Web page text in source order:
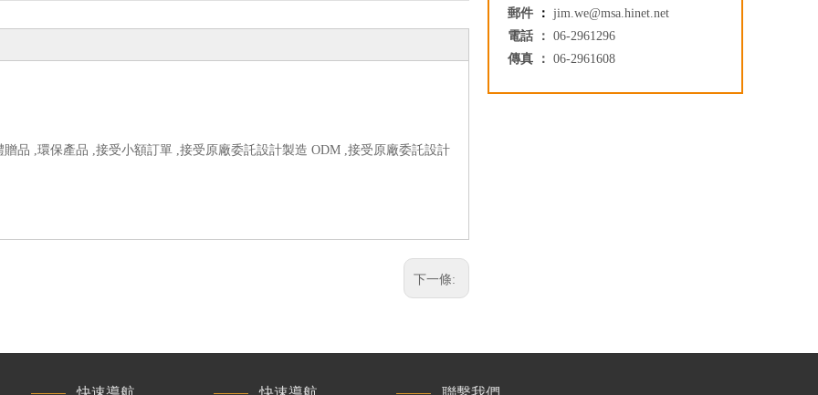
品 ,環保產品 ,接受小額訂單 ,接受原廠委託設計製造 ODM ,接受原廠委託設計
下一條:
郵件
： jim.we@msa.hinet.net
電話 ： 06-2961296
傳真 ： 06-2961608